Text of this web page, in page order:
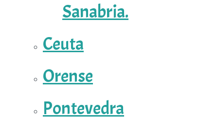
Sanabria.
Ceuta
Orense
Pontevedra